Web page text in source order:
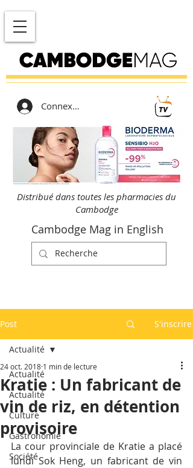
Connexion
Distribué dans toutes les pharmacies du
Cambodge
Cambodge Mag in English
Post S'inscrire
Actualité
Actualité
Culture
Gastronomie
Société
Actualité
Kratie : Un fabricant de
vin de riz, en détention
provisoire
24 oct. 2018 1 min de lecture
La cour provinciale de Kratie a placé
lundi Sok Heng, un fabricant de vin